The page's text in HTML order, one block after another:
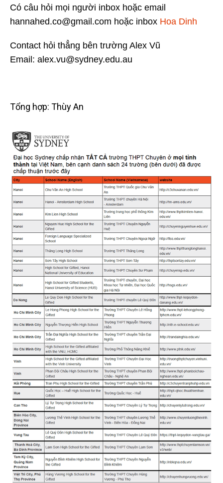
Có câu hỏi mọi người inbox hoặc email
hannahed.co@gmail.com hoặc inbox Hoa Dinh
Contact hỏi thẳng bên trường Alex Vũ
Email: alex.vu@sydney.edu.au
Tổng hợp: Thùy An